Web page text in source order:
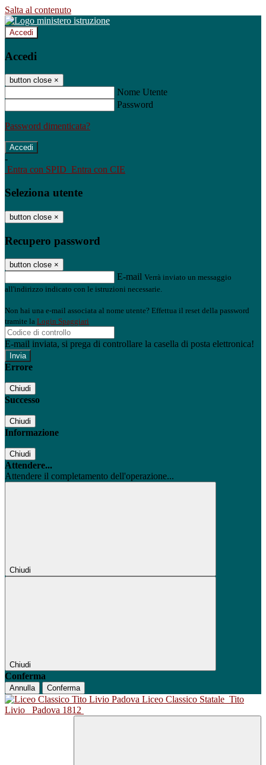
Salta al contenuto
Accedi
Accedi
button close ×
Nome Utente
Password
Password dimenticata?
-
Entra con SPID Entra con CIE
Seleziona utente
button close ×
Recupero password
button close ×
E-mail Verrà inviato un messaggio
all'indirizzo indicato con le istruzioni necessarie.
Non hai una e-mail associata al nome utente? Effettua il reset della password
tramite la Login Spaggiari
E-mail inviata, si prega di controllare la casella di posta elettronica!
Errore
Chiudi
Successo
Chiudi
Informazione
Chiudi
Attendere...
Attendere il completamento dell'operazione...
Chiudi
Chiudi
Conferma
Annulla Conferma
Liceo Classico Statale Tito
Livio
Padova 1812